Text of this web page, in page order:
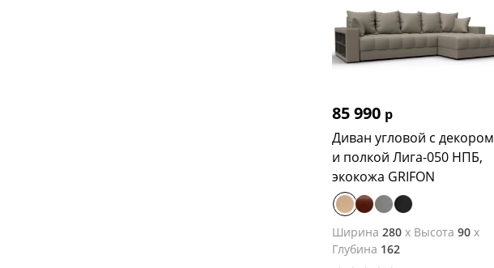
85 990 р
Диван угловой с декором
и полкой Лига-050 НПБ,
экокожа GRIFON
Ширина 280 x Высота 90 x
Глубина 162